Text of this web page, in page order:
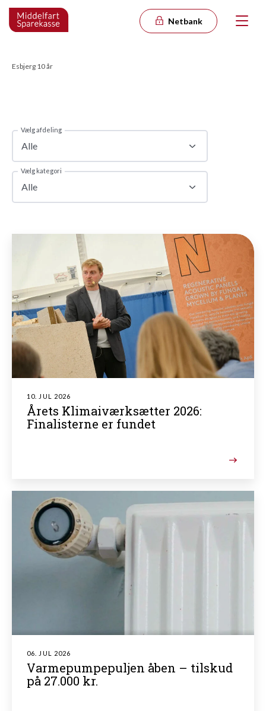
Netbank
Esbjerg 10 år
Vælg afdeling
Alle
Vælg kategori
Alle
10. JUL 2026
Årets Klimaiværksætter 2026:
Finalisterne er fundet
06. JUL 2026
Varmepumpepuljen åben – tilskud
på 27.000 kr.